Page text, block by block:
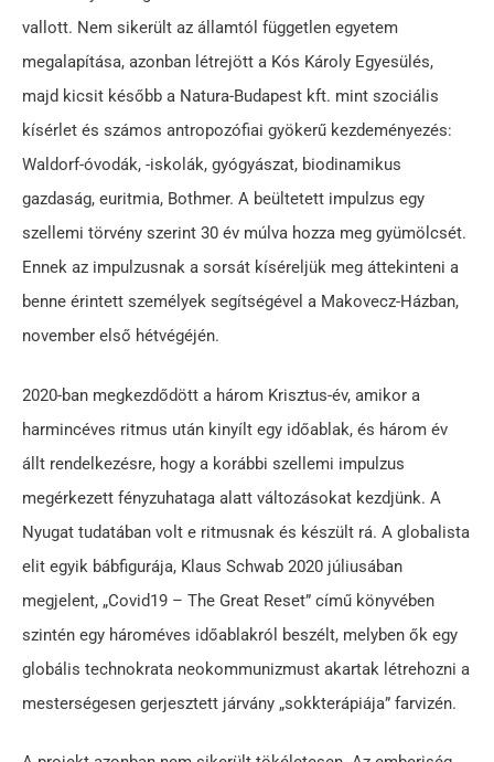
vallott. Nem sikerült az államtól független egyetem
megalapítása, azonban létrejött a Kós Károly Egyesülés,
majd kicsit később a Natura-Budapest kft. mint szociális
kísérlet és számos antropozófiai gyökerű kezdeményezés:
Waldorf-óvodák, -iskolák, gyógyászat, biodinamikus
gazdaság, euritmia, Bothmer. A beültetett impulzus egy
szellemi törvény szerint 30 év múlva hozza meg gyümölcsét.
Ennek az impulzusnak a sorsát kíséreljük meg áttekinteni a
benne érintett személyek segítségével a Makovecz-Házban,
november első hétvégéjén.
2020-ban megkezdődött a három Krisztus-év, amikor a
harmincéves ritmus után kinyílt egy időablak, és három év
állt rendelkezésre, hogy a korábbi szellemi impulzus
megérkezett fényzuhataga alatt változásokat kezdjünk. A
Nyugat tudatában volt e ritmusnak és készült rá. A globalista
elit egyik bábfigurája, Klaus Schwab 2020 júliusában
megjelent, „Covid19 – The Great Reset” című könyvében
szintén egy hároméves időablakról beszélt, melyben ők egy
globális technokrata neokommunizmust akartak létrehozni a
mesterségesen gerjesztett járvány „sokkterápiája” farvizén.